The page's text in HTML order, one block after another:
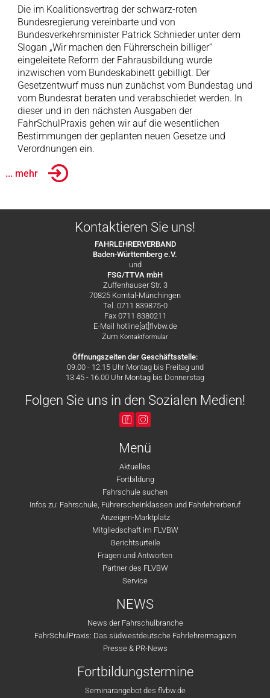
Die im Koalitionsvertrag der schwarz-roten
Bundesregierung vereinbarte und von
Bundesverkehrsminister Patrick Schnieder unter dem
Slogan „Wir machen den Führerschein billiger“
eingeleitete Reform der Fahrausbildung wurde
inzwischen vom Bundeskabinett gebilligt. Der
Gesetzentwurf muss nun zunächst vom Bundestag und
vom Bundesrat beraten und verabschiedet werden. In
dieser und in den nächsten Ausgaben der
FahrSchulPraxis gehen wir auf die wesentlichen
Bestimmungen der geplanten neuen Gesetze und
Verordnungen ein.
... mehr
Kontaktieren Sie uns!
FAHRLEHRERVERBAND
Baden-Württemberg e.V.
und
FSG/TTVA mbH
Zuffenhauser Str. 3
70825 Korntal-Münchingen
Tel. 0711 839875-0
Fax 0711 8380211
E-Mail hotline[at]flvbw.de
Zum Kontaktformular
Öffnungszeiten der Geschäftsstelle:
09.00 - 12.15 Uhr Montag bis Freitag und
13.45 - 16.00 Uhr Montag bis Donnerstag
Folgen Sie uns in den Sozialen Medien!
Menü
Aktuelles
Fortbildung
Fahrschule suchen
Infos zu: Fahrschule, Führerscheinklassen und Fahrlehrerberuf
Anzeigen-Marktplatz
Mitgliedschaft im FLVBW
Gerichtsurteile
Fragen und Antworten
Partner des FLVBW
Service
NEWS
News der Fahrschulbranche
FahrSchulPraxis: Das südwestdeutsche Fahrlehrermagazin
Presse & PR-News
Fortbildungstermine
Seminarangebot des flvbw.de